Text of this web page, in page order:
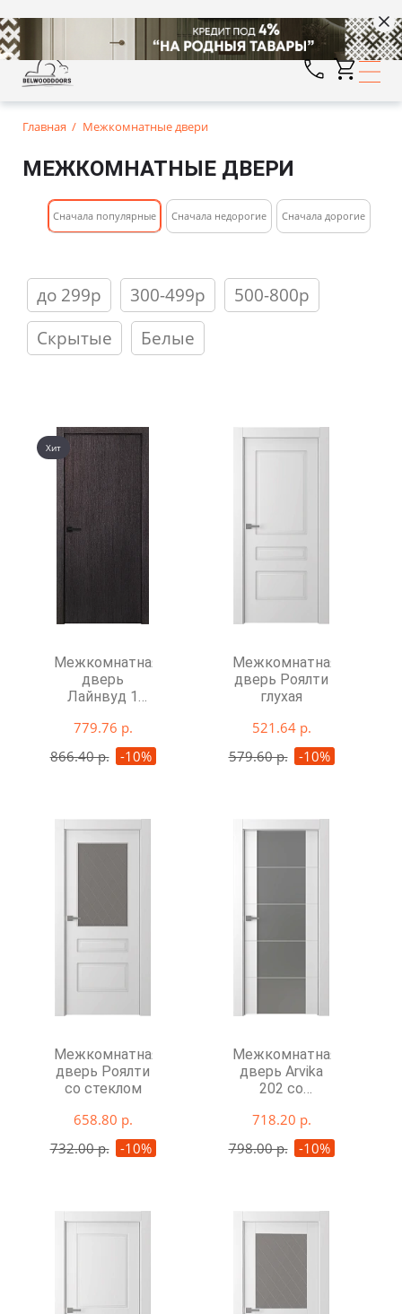
Главная Межкомнатные двери
МЕЖКОМНАТНЫЕ ДВЕРИ
Cначала популярные Сначала недорогие Cначала дорогие
до 299р 300-499р
500-800р
Скрытые
Белые
Хит
Межкомнатная
дверь
Лайнвуд 1
779.76 р.
866.40 р.
-10%
Межкомнатная
дверь Роялти
глухая
521.64 р.
579.60 р.
-10%
Межкомнатная
дверь Роялти
со стеклом
658.80 р.
732.00 р.
-10%
Межкомнатная
дверь Arvika
202 со
718.20 р.
798.00 р.
-10%